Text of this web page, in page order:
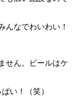
んなでわいわい！
せん。ビールはケ
い！（笑）